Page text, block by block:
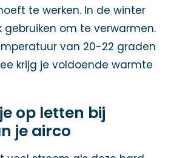
te werken. In de winter
gebruiken om te verwarmen.
van 20-22 graden
krijg je voldoende warmte
op letten bij
je airco